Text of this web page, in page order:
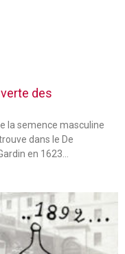
des
la semence masculine
dans le De
en 1623…